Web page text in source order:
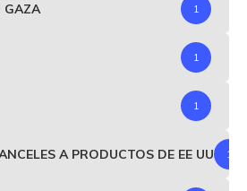
GAZA 1
1
1
A PRODUCTOS DE EE UU 1